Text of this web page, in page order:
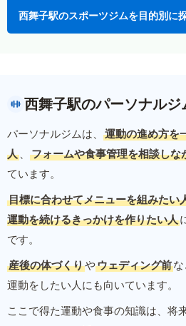
西舞子駅のスポーツジムを目的別に
西舞子駅のパーソナルジ
パーソナルジムは、
運動の進め方を
人 、 フォームや食事管理を相談しな
ています。
目標に合わせてメニューを組みたい
運動を続けるきっかけを作りたい人
です。
産後の体づくりやウェディング前
運動をしたい人にも向いています。
ここで得た運動や食事の知識は、将